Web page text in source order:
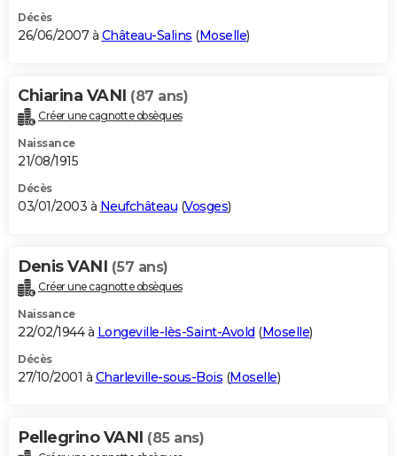
Décès
26/06/2007 à Château-Salins (Moselle)
Chiarina VANI (87 ans)
Créer une cagnotte obsèques
Naissance
21/08/1915
Décès
03/01/2003 à Neufchâteau (Vosges)
Denis VANI (57 ans)
Créer une cagnotte obsèques
Naissance
22/02/1944 à Longeville-lès-Saint-Avold (Moselle)
Décès
27/10/2001 à Charleville-sous-Bois (Moselle)
Pellegrino VANI (85 ans)